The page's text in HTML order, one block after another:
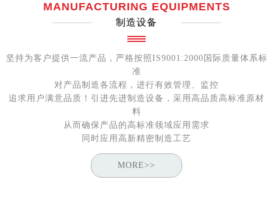
MANUFACTURING EQUIPMENTS
制造设备
坚持为客户提供一流产品，严格按照IS9001:2000国际质量体系标
准
对产品制造各流程，进行有效管理、监控
追求用户满意品质！引进先进制造设备，采用高品质高标准原材
料
从而确保产品的高标准领域应用需求
同时应用高新精密制造工艺
MORE>>